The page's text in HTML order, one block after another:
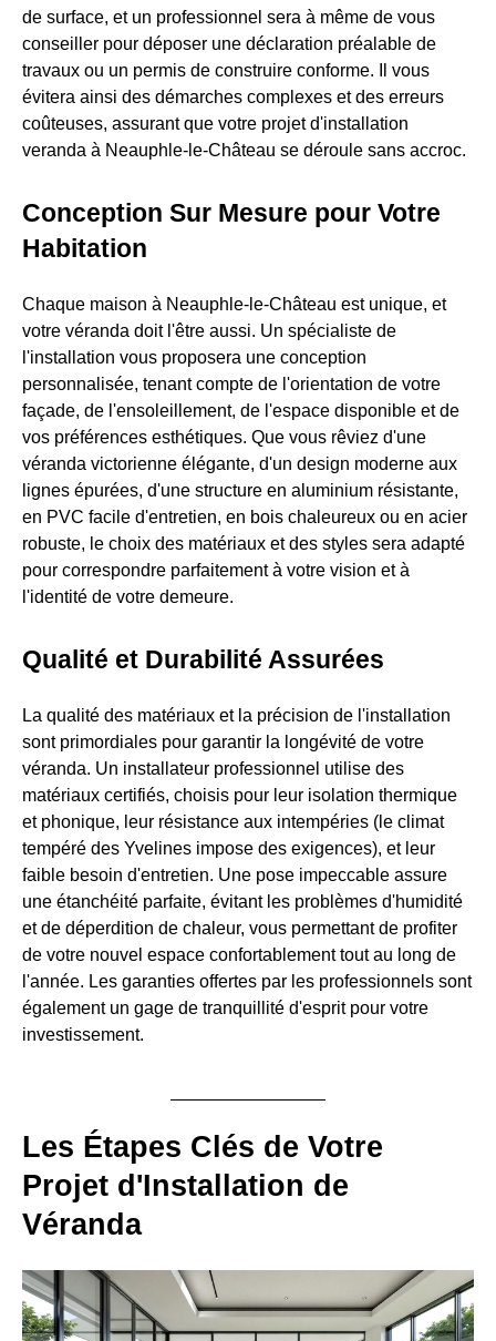
de surface, et un professionnel sera à même de vous
conseiller pour déposer une déclaration préalable de
travaux ou un permis de construire conforme. Il vous
évitera ainsi des démarches complexes et des erreurs
coûteuses, assurant que votre projet d'installation
veranda à Neauphle-le-Château se déroule sans accroc.
Conception Sur Mesure pour Votre
Habitation
Chaque maison à Neauphle-le-Château est unique, et
votre véranda doit l'être aussi. Un spécialiste de
l'installation vous proposera une conception
personnalisée, tenant compte de l'orientation de votre
façade, de l'ensoleillement, de l'espace disponible et de
vos préférences esthétiques. Que vous rêviez d'une
véranda victorienne élégante, d'un design moderne aux
lignes épurées, d'une structure en aluminium résistante,
en PVC facile d'entretien, en bois chaleureux ou en acier
robuste, le choix des matériaux et des styles sera adapté
pour correspondre parfaitement à votre vision et à
l'identité de votre demeure.
Qualité et Durabilité Assurées
La qualité des matériaux et la précision de l'installation
sont primordiales pour garantir la longévité de votre
véranda. Un installateur professionnel utilise des
matériaux certifiés, choisis pour leur isolation thermique
et phonique, leur résistance aux intempéries (le climat
tempéré des Yvelines impose des exigences), et leur
faible besoin d'entretien. Une pose impeccable assure
une étanchéité parfaite, évitant les problèmes d'humidité
et de déperdition de chaleur, vous permettant de profiter
de votre nouvel espace confortablement tout au long de
l'année. Les garanties offertes par les professionnels sont
également un gage de tranquillité d'esprit pour votre
investissement.
Les Étapes Clés de Votre
Projet d'Installation de
Véranda